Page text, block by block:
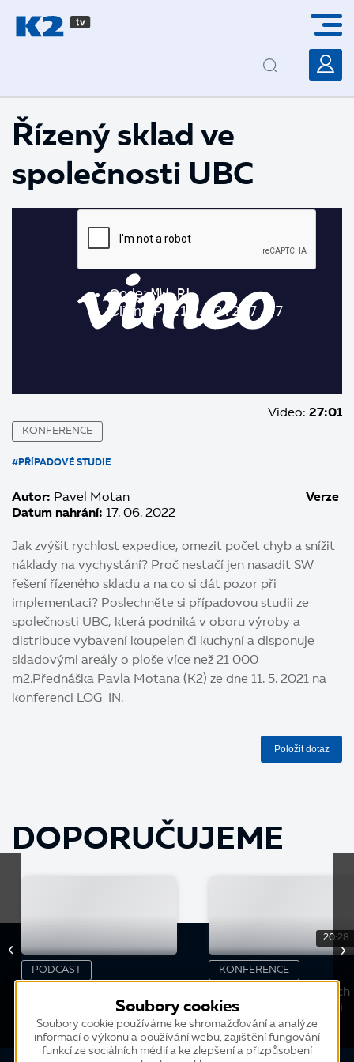
Řízený sklad ve
společnosti UBC
Video: 27:01
KONFERENCE
#PŘÍPADOVÉ STUDIE
Autor: Pavel Motan
Datum nahrání: 17. 06. 2022
Verze
Jak zvýšit rychlost expedice, omezit počet chyb a snížit
náklady na vychystání? Proč nestačí jen nasadit SW
řešení řízeného skladu a na co si dát pozor při
implementaci? Poslechněte si případovou studii ze
společnosti UBC, která podniká v oboru výroby a
distribuce vybavení koupelen či kuchyní a disponuje
skladovými areály o ploše více než 21 000
m2.Přednáška Pavla Motana (K2) ze dne 11. 5. 2021 na
konferenci LOG-IN.
Položit dotaz
DOPORUČUJEME
PODCAST
20:28
KONFERENCE
Digitalizace logistických
procesů ve společnosti
Dexis Slovakia
Soubory cookies
Soubory cookie používáme ke shromažďování a analýze
informací o výkonu a používání webu, zajištění fungování
funkcí ze sociálních médií a ke zlepšení a přizpůsobení